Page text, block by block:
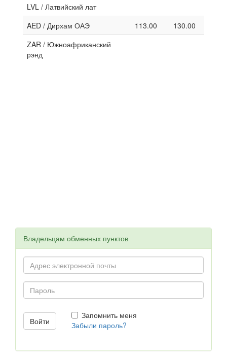
LVL / Латвийский лат
AED / Дирхам ОАЭ
113.00
130.00
ZAR / Южноафриканский
рэнд
Владельцам обменных пунктов
Запомнить меня
Забыли пароль?